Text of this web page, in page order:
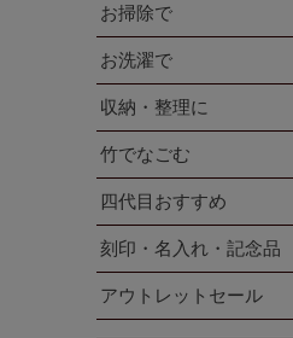
お掃除で
お洗濯で
収納・整理に
竹でなごむ
四代目おすすめ
刻印・名入れ・記念品
アウトレットセール